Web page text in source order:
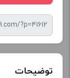
توضیحات